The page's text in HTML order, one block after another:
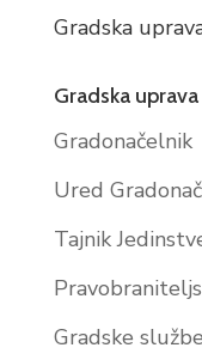
Gradska
Gradska uprava
Gradonačelnik
Ured
Tajnik
Gradske službe